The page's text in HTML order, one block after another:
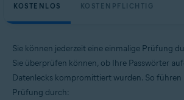
KOSTENLOS KOSTENPFLICHTIG
Sie können jederzeit eine einmalige Prüfung
Sie überprüfen können, ob Ihre Passwörter
Datenlecks kompromittiert wurden. So führen
Prüfung durch: